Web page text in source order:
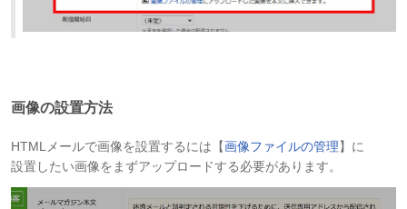
画像の設置方法
HTMLメールで画像を設置するには【画像ファイルの管理】に
設置したい画像をまずアップロードする必要があります。